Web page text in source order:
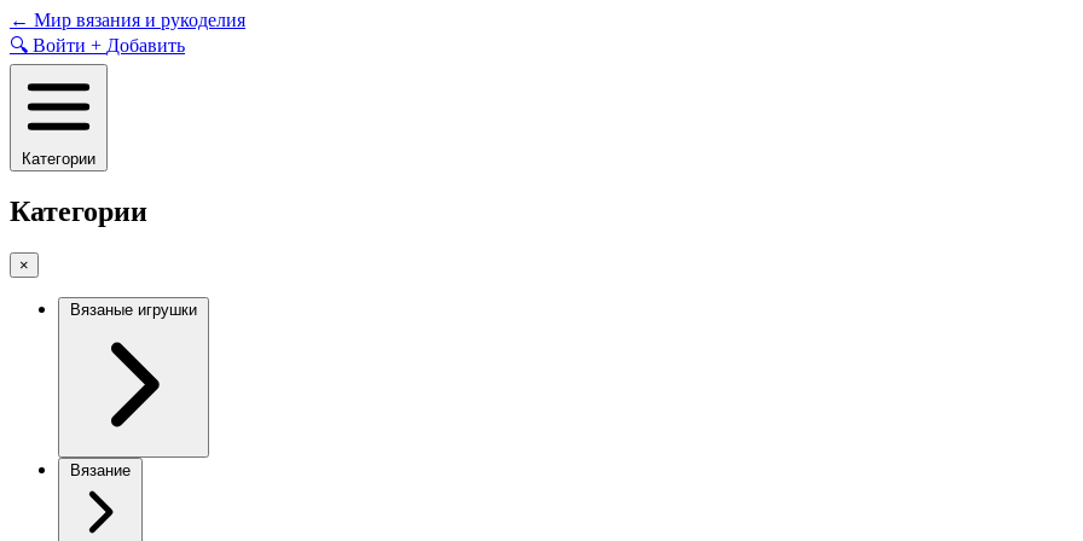
Skip
to
content
← Мир вязания и рукоделия
🔍 Войти + Добавить
Категории
Категории
×
Вязаные игрушки
Вязание